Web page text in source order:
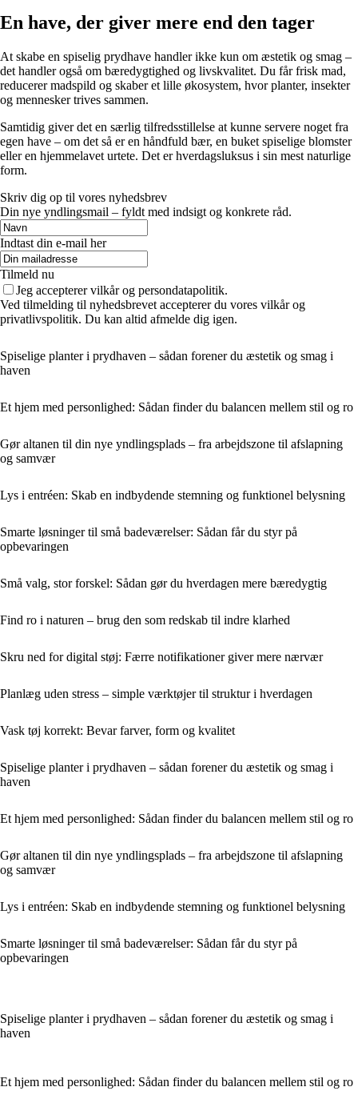
En have, der giver mere end den tager
At skabe en spiselig prydhave handler ikke kun om æstetik og smag –
det handler også om bæredygtighed og livskvalitet. Du får frisk mad,
reducerer madspild og skaber et lille økosystem, hvor planter, insekter
og mennesker trives sammen.
Samtidig giver det en særlig tilfredsstillelse at kunne servere noget fra
egen have – om det så er en håndfuld bær, en buket spiselige blomster
eller en hjemmelavet urtete. Det er hverdagsluksus i sin mest naturlige
form.
Skriv dig op til vores nyhedsbrev
Din nye yndlingsmail – fyldt med indsigt og konkrete råd.
Indtast din e-mail her
Tilmeld nu
Jeg accepterer vilkår og persondatapolitik.
Ved tilmelding til nyhedsbrevet accepterer du vores vilkår og
privatlivspolitik. Du kan altid afmelde dig igen.
Spiselige planter i prydhaven – sådan forener du æstetik og smag i
haven
Et hjem med personlighed: Sådan finder du balancen mellem stil og ro
Gør altanen til din nye yndlingsplads – fra arbejdszone til afslapning
og samvær
Lys i entréen: Skab en indbydende stemning og funktionel belysning
Smarte løsninger til små badeværelser: Sådan får du styr på
opbevaringen
Små valg, stor forskel: Sådan gør du hverdagen mere bæredygtig
Find ro i naturen – brug den som redskab til indre klarhed
Skru ned for digital støj: Færre notifikationer giver mere nærvær
Planlæg uden stress – simple værktøjer til struktur i hverdagen
Vask tøj korrekt: Bevar farver, form og kvalitet
Spiselige planter i prydhaven – sådan forener du æstetik og smag i
haven
Et hjem med personlighed: Sådan finder du balancen mellem stil og ro
Gør altanen til din nye yndlingsplads – fra arbejdszone til afslapning
og samvær
Lys i entréen: Skab en indbydende stemning og funktionel belysning
Smarte løsninger til små badeværelser: Sådan får du styr på
opbevaringen
Spiselige planter i prydhaven – sådan forener du æstetik og smag i
haven
Et hjem med personlighed: Sådan finder du balancen mellem stil og ro